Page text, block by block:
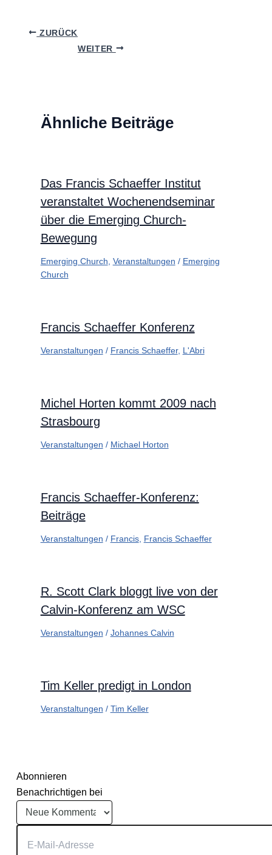
ZURÜCK
WEITER
Ähnliche Beiträge
Das Francis Schaeffer Institut
veranstaltet Wochenendseminar
über die Emerging Church-
Bewegung
Emerging Church Veranstaltungen / Emerging
Church
Francis Schaeffer Konferenz
Veranstaltungen / Francis Schaeffer, L'Abri
Michel Horten kommt 2009 nach
Strasbourg
Veranstaltungen / Michael Horton
Francis Schaeffer-Konferenz:
Beiträge
Veranstaltungen / Francis, Francis Schaeffer
R. Scott Clark bloggt live von der
Calvin-Konferenz am WSC
Veranstaltungen / Johannes Calvin
Tim Keller predigt in London
Veranstaltungen / Tim Keller
Abonnieren
Benachrichtigen bei